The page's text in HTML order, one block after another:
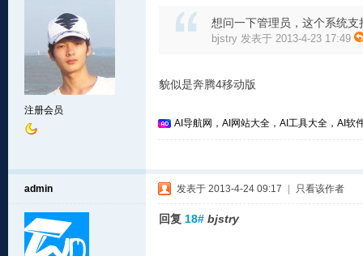
注册会员
想问一下管理员，这个系统
bjstry 发表于 2013-4-23 17:49
貌似是奔腾4移动版
AI导航网，AI网站大全，AI工具大全，AI软
admin 发表于 2013-4-24 09:17 只看该作者
回复 18# bjstry